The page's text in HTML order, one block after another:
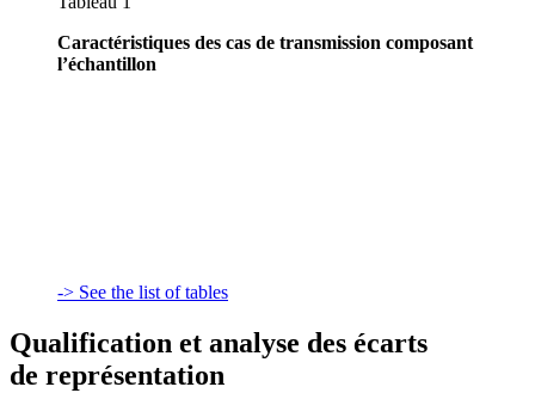
Caractéristiques des cas de transmission composant
l’échantillon
-> See the list of tables
Qualification et analyse des écarts
de représentation